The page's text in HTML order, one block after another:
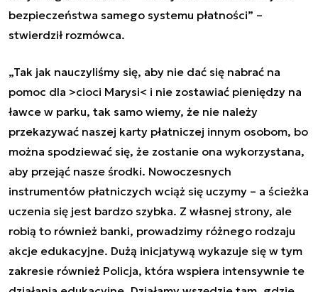
bezpieczeństwa samego systemu płatności” –
stwierdził rozmówca.
„Tak jak nauczyliśmy się, aby nie dać się nabrać na
pomoc dla >cioci Marysi< i nie zostawiać pieniędzy na
ławce w parku, tak samo wiemy, że nie należy
przekazywać naszej karty płatniczej innym osobom, bo
można spodziewać się, że zostanie ona wykorzystana,
aby przejąć nasze środki. Nowoczesnych
instrumentów płatniczych wciąż się uczymy – a ścieżka
uczenia się jest bardzo szybka. Z własnej strony, ale
robią to również banki, prowadzimy różnego rodzaju
akcje edukacyjne. Dużą inicjatywą wykazuje się w tym
zakresie również Policja, która wspiera intensywnie te